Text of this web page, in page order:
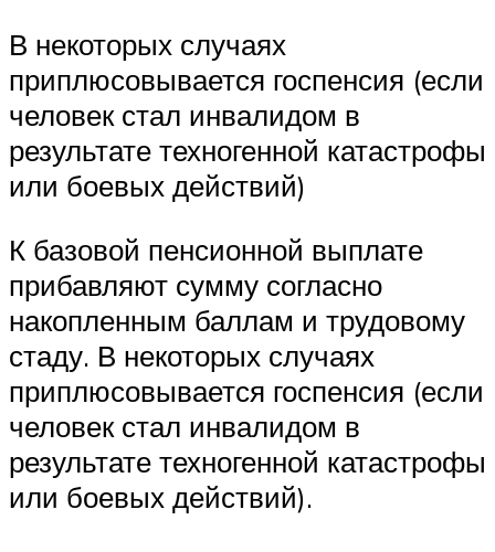
В некоторых случаях
приплюсовывается госпенсия (если
человек стал инвалидом в
результате техногенной катастрофы
или боевых действий)
К базовой пенсионной выплате
прибавляют сумму согласно
накопленным баллам и трудовому
стаду. В некоторых случаях
приплюсовывается госпенсия (если
человек стал инвалидом в
результате техногенной катастрофы
или боевых действий).